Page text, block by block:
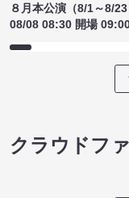
８月本公演（8/1～8/23
08/08 08:30 開場
クラウドフ